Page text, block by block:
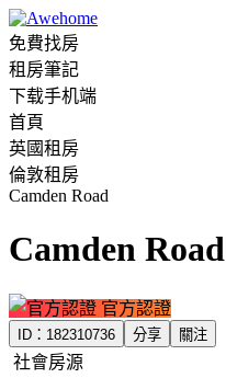
免費找房
租房筆記
下载手机端
首頁
英國租房
倫敦租房
Camden Road
Camden Road
官方認證
ID： 182310736 分享 關注
社會房源